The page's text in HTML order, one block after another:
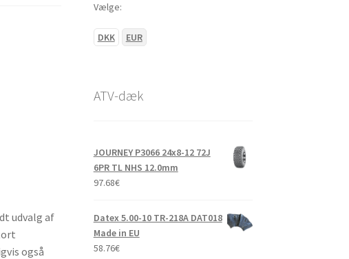
udvalg af
også
Vælge:
DKK EUR
ATV-dæk
JOURNEY P3066 24x8-12 72J
6PR TL NHS 12.0mm
97.68€
Datex 5.00-10 TR-218A DAT018
Made in EU
58.76€